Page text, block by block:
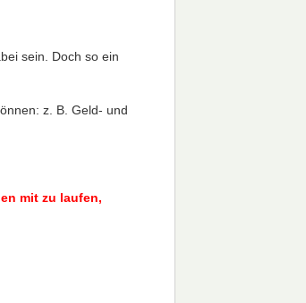
sein. Doch so ein
z. B. Geld- und
mit zu laufen,